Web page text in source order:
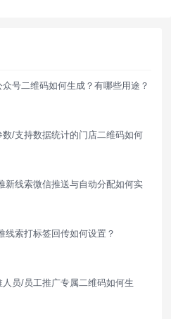
号二维码如何生成？有哪些用途？
数/支持数据统计的门店二维码如何
新线索微信推送与自动分配如何实
线索打标签回传如何设置？
员/员工推广专属二维码如何生